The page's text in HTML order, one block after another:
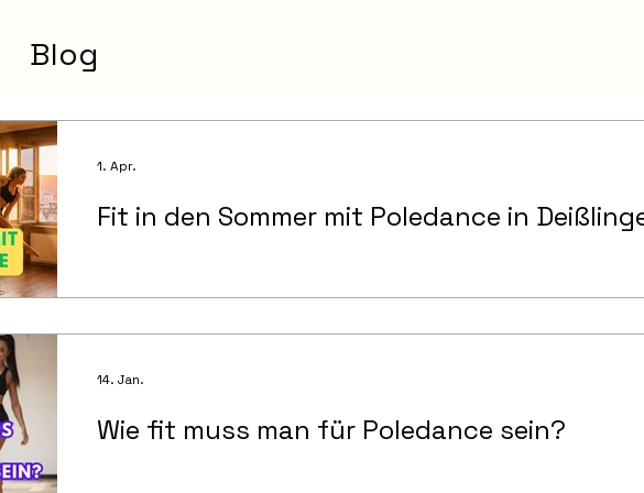
Blog
Fit in den Sommer mit Poledance in
1. Apr.
Wie fit muss man für Poledance sein?
14. Jan.